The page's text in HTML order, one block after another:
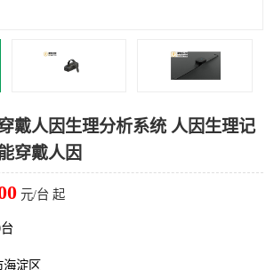
戴人因生理分析系统 人因生理记
穿戴人因
元/台 起
海淀区